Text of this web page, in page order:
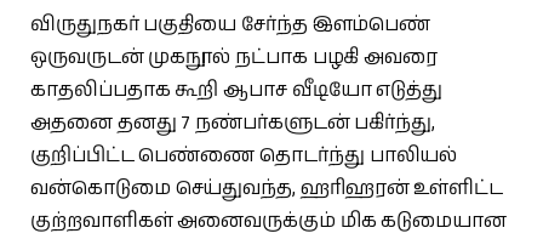
விருதுநகர் பகுதியை சேர்ந்த இளம்பெண்
ஒருவருடன் முகநூல் நட்பாக பழகி அவரை
காதலிப்பதாக கூறி ஆபாச வீடியோ எடுத்து
அதனை தனது 7 நண்பர்களுடன் பகிர்ந்து,
குறிப்பிட்ட பெண்ணை தொடர்ந்து பாலியல்
வன்கொடுமை செய்துவந்த, ஹரிஹரன் உள்ளிட்ட
குற்றவாளிகள் அனைவருக்கும் மிக கடுமையான